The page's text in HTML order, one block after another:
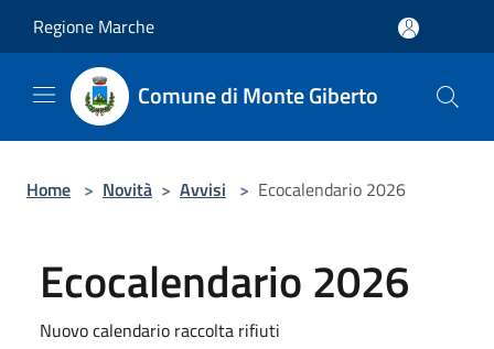
Regione Marche
Comune di Monte Giberto
Home > Novità > Avvisi > Ecocalendario 2026
Ecocalendario 2026
Nuovo calendario raccolta rifiuti